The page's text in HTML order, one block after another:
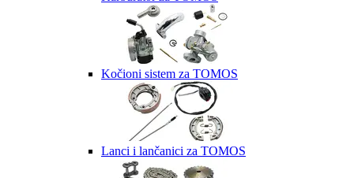
Kočioni sistem za TOMOS
Lanci i lančanici za TOMOS